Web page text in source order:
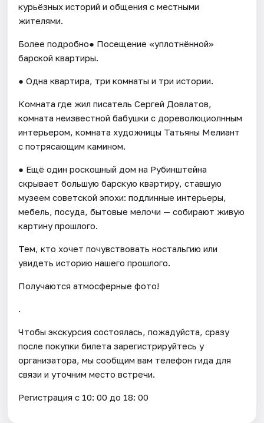
курьёзных историй и общeния c мeстными
житeлями.
Более подробно● Посещение «уплотнённой»
барской квартиры.
● Одна квартира, три комнаты и три истории.
Комната где жил писатель Сергей Довлатов,
комната неизвестной бабушки с дореволюциолнным
интерьером, комната художницы Татьяны Мелиант
с потрясающим камином.
● Ещё один роскошный дом на Рубинштейна
скрывает большую барскую квартиру, ставшую
музеем советской эпохи: подлинные интерьеры,
мебель, посуда, бытовые мелочи — собирают живую
картину прошлого.
Тем, кто хочет почувствовать ностальгию или
увидеть историю нашего прошлого.
Получаются атмосферные фото!
.
Чтобы экскурсия состоялась, пожадуйста, сразу
после покупки билета зарегистрируйтесь у
организатора, мы сообщим вам телефон гида для
связи и уточним место встречи.
Регистрация с 10: 00 до 18: 00